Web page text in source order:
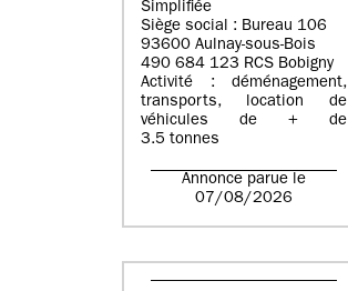
Simplifiée
Siège social : Bureau 106
93600 Aulnay-sous-Bois
490 684 123 RCS Bobigny
Activité : déménagement,
transports, location de
véhicules de + de
3.5 tonnes
Annonce parue le
07/08/2026